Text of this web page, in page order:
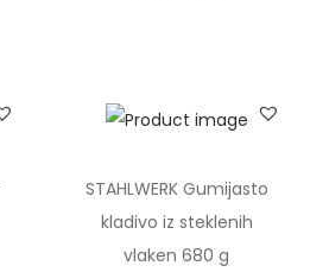
STAHLWERK Gumijasto
kladivo iz steklenih
vlaken 680 g